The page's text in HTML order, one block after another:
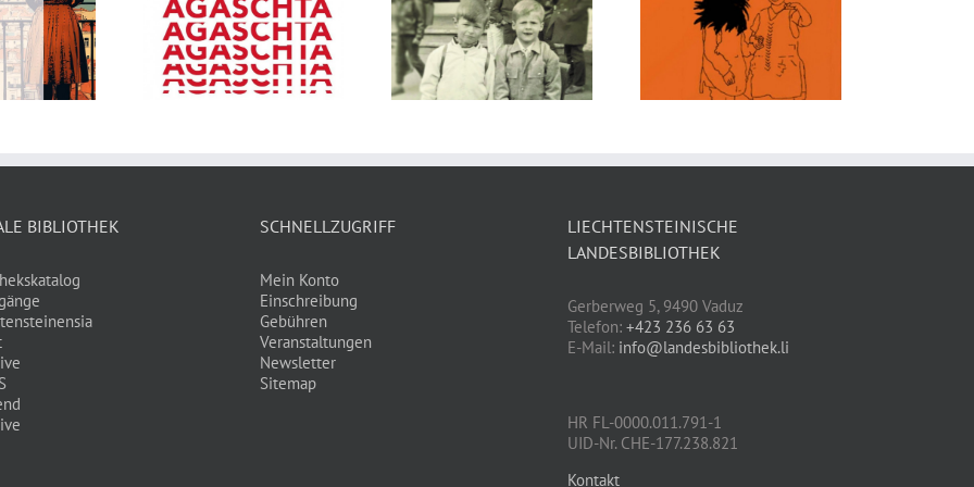
– A
von Anton
Beck
Ebaholz –
Kriminalroman von
Mathias Ospelt
Sprichwörter von
hier & anderswo
von Laura Hilti
Die Schneegans
und andere
Erzählungen von
Paul Gallico
BIBLIOTHEK SCHNELLZUGRIFF
Mein Konto
Einschreibung
Gebühren
Veranstaltungen
Newsletter
Sitemap
LIECHTENSTEINISCHE
LANDESBIBLIOTHEK
Gerberweg 5, 9490 Vaduz
Telefon: +423 236 63 63
E-Mail: info@landesbibliothek.li
HR FL-0000.011.791-1
UID-Nr. CHE-177.238.821
Kontakt